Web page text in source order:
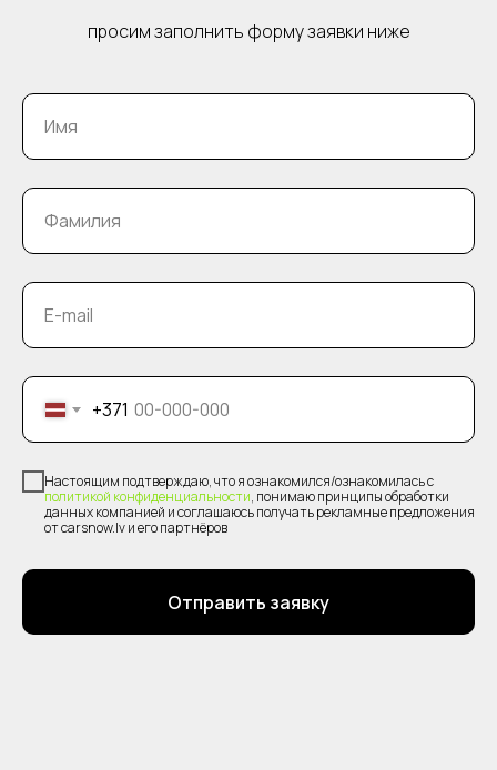
просим заполнить форму заявки ниже
Имя
Фамилия
E-mail
+371
Настоящим подтверждаю, что я ознакомился/ознакомилась с
политикой конфиденциальности, понимаю принципы обработки
данных компанией и соглашаюсь получать рекламные предложения
от carsnow.lv и его партнёров
Отправить заявку